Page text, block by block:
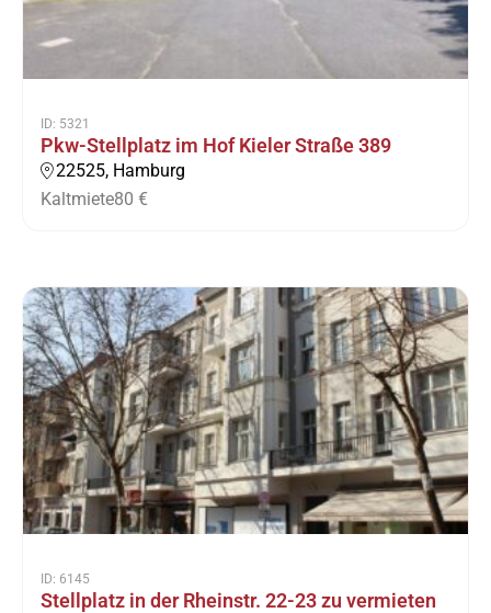
ID: 5321
Pkw-Stellplatz im Hof Kieler Straße 389
22525, Hamburg
Kaltmiete80 €
ID: 6145
Stellplatz in der Rheinstr. 22-23 zu vermieten